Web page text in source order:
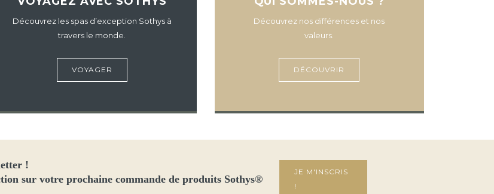
Découvrez les spas d’exception Sothys à
travers le monde.
VOYAGER
Découvrez nos différences et nos
valeurs.
DÉCOUVRIR
!
sur votre prochaine commande de produits Sothys®
JE M'INSCRIS
!